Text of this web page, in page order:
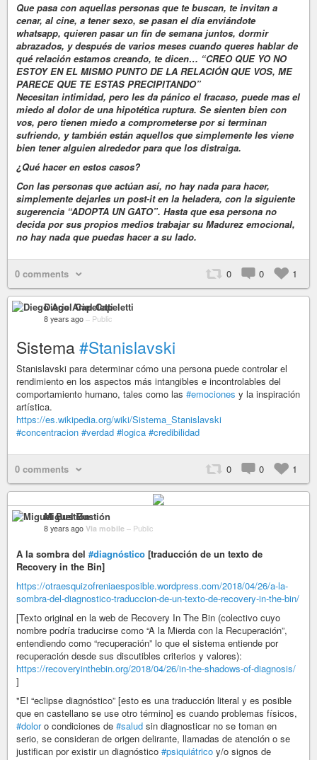
Que pasa con aquellas personas que te buscan, te invitan a
cenar, al cine, a tener sexo, se pasan el día enviándote
whatsapp, quieren pasar un fin de semana juntos, dormir
abrazados, y después de varios meses cuando queres hablar de
qué relación estamos creando, te dicen… “CREO QUE YO NO
ESTOY EN EL MISMO PUNTO DE LA RELACIÓN QUE VOS, ME
PARECE QUE TE ESTAS PRECIPITANDO”
Necesitan intimidad, pero les da pánico el fracaso, puede mas el
miedo al dolor de una hipotética ruptura. Se sienten bien con
vos, pero tienen miedo a comprometerse por si terminan
sufriendo, y también están aquellos que simplemente les viene
bien tener alguien alrededor para que los distraiga.
¿Qué hacer en estos casos?
Con las personas que actúan así, no hay nada para hacer,
simplemente dejarles un post-it en la heladera, con la siguiente
sugerencia “ADOPTA UN GATO”. Hasta que esa persona no
decida por sus propios medios trabajar su Madurez emocional,
no hay nada que puedas hacer a su lado.
0 comments 0 0 1
Diego Ariel Capeletti
8 years ago – Public
Sistema#Stanislavski
Stanislavski para determinar cómo una persona puede controlar el
rendimiento en los aspectos más intangibles e incontrolables del
comportamiento humano, tales como las #emociones y la inspiración
artística.
https://es.wikipedia.org/wiki/Sistema_Stanislavski
#concentracion #verdad #logica #credibilidad
0 comments 0 0 1
Miguel Bustión
8 years ago Via mobile – Public
A la sombra del #diagnóstico [traducción de un texto de
Recovery in the Bin]
https://otraesquizofreniaesposible.wordpress.com/2018/04/26/a-la-
sombra-del-diagnostico-traduccion-de-un-texto-de-recovery-in-the-bin/
[Texto original en la web de Recovery In The Bin (colectivo cuyo
nombre podría traducirse como “A la Mierda con la Recuperación”,
entendiendo como “recuperación” lo que el sistema entiende por
recuperación desde sus discutibles criterios y valores):
https://recoveryinthebin.org/2018/04/26/in-the-shadows-of-diagnosis/
]
"El “eclipse diagnóstico” [esto es una traducción literal y es posible
que en castellano se use otro término] es cuando problemas físicos,
#doloro condiciones de #salud sin diagnosticar no se toman en
serio, se consideran de origen delirante, llamadas de atención o se
justifican por existir un diagnóstico #psiquiátrico y/o signos de